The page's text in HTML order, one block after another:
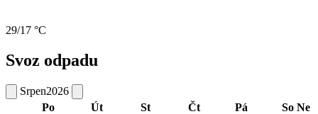
29/17 °C
Svoz odpadu
Srpen2026
Po
Út St Čt Pá So Ne